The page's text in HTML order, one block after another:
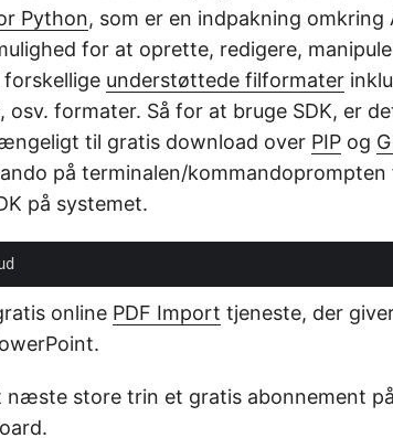
Python, som er en indpakning omkring
for at oprette, redigere,
understøttede filformater
, osv. formater. Så for at bruge SDK, er
til gratis download over PIP og
på terminalen/
på systemet.
online PDF Import tjeneste, der
næste store trin et gratis abonnement
.